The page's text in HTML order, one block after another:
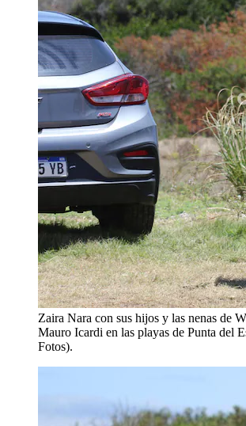
Zaira Nara con sus hijos y las nenas de
Mauro Icardi en las playas de Punta del
Fotos).